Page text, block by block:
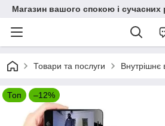
Магазин вашого спокою і сучасних
Товари та послуги Внутрішнє
Топ –12%